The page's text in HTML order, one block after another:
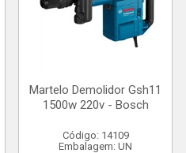
Martelo Demolidor Gsh11
1500w 220v - Bosch
Código: 14109
Embalagem: UN